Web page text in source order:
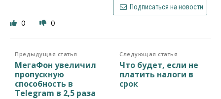
Подписаться на новости
0 0
Предыдущая статья
МегаФон увеличил
пропускную
способность в
Telegram в 2,5 раза
Следующая статья
Что будет, если не
платить налоги в
срок